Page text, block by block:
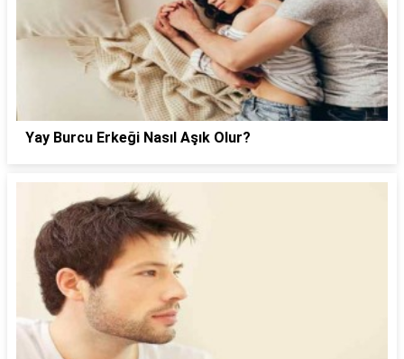
Yay Burcu Erkeği Nasıl Aşık Olur?